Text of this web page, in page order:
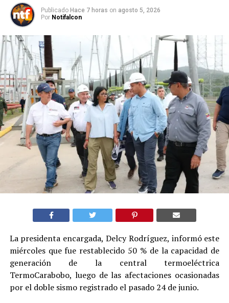
Publicado Hace 7 horas on agosto 5, 2026
Por Notifalcon
La presidenta encargada, Delcy Rodríguez, informó este
miércoles que fue restablecido 50 % de la capacidad de
generación de la central termoeléctrica
TermoCarabobo, luego de las afectaciones ocasionadas
por el doble sismo registrado el pasado 24 de junio.